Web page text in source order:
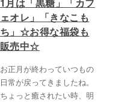
ェオレ」「きなこも
ち」☆お得な福袋も
販売中☆
お正月が終わっていつもの
日常が戻ってきましたね。
ちょっと癒されたい時、明